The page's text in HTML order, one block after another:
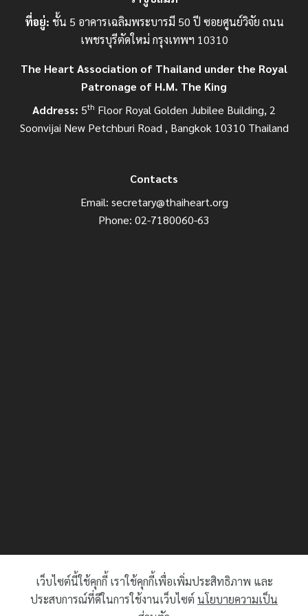
ที่อยู่: ชั้น 5 อาคารเฉลิมพระบารมี 50 ปี ซอยศูนย์วิจัย ถนน
เพชรบุรีตัดใหม่ กรุงเทพฯ 10310
The Heart Association of Thailand under the Royal
Patronage of H.M. The King
Address: 5th Floor Royal Golden Jubilee Building, 2
Soonvijai New Petchburi Road , Bangkok 10310 Thailand
Contacts
Email: secretary@thaiheart.org
Phone: 02-7180060-63
เว็บไซต์นี้ใช้คุกกี้ เราใช้คุกกี้เพื่อเพิ่มประสิทธิภาพ และ
ประสบการณ์ที่ดีในการใช้งานเว็บไซต์ นโยบายความเป็น